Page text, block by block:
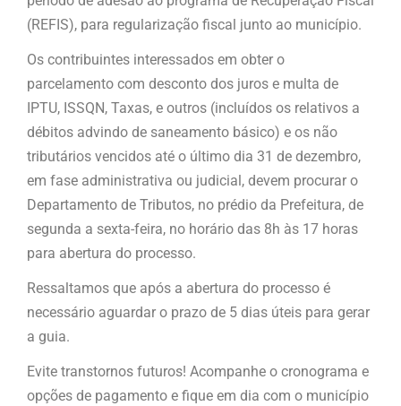
(REFIS), para regularização fiscal junto ao município.
Os contribuintes interessados em obter o
parcelamento com desconto dos juros e multa de
IPTU, ISSQN, Taxas, e outros (incluídos os relativos a
débitos advindo de saneamento básico) e os não
tributários vencidos até o último dia 31 de dezembro,
em fase administrativa ou judicial, devem procurar o
Departamento de Tributos, no prédio da Prefeitura, de
segunda a sexta-feira, no horário das 8h às 17 horas
para abertura do processo.
Ressaltamos que após a abertura do processo é
necessário aguardar o prazo de 5 dias úteis para gerar
a guia.
Evite transtornos futuros! Acompanhe o cronograma e
opções de pagamento e fique em dia com o município